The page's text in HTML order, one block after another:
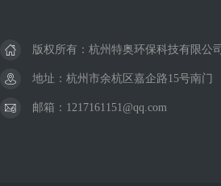
版权所有：杭州特奥环保科技有限公司
地址：杭州市余杭区嘉企路15号南门
邮箱：1217161151@qq.com